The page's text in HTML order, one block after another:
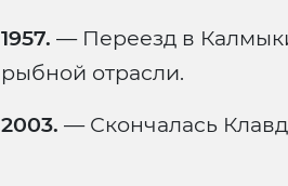
1957. — Переезд в
рыбной отрасли.
2003. — Скончалась